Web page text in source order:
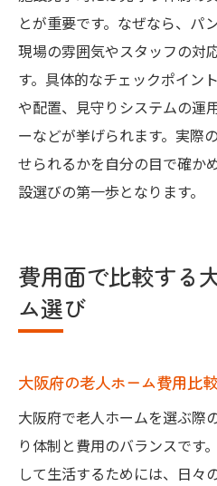
とが重要です。なぜなら、パ
現場の雰囲気やスタッフの対
す。具体的なチェックポイン
や配置、見守りシステムの運
ーなどが挙げられます。実際
せられるかを自分の目で確か
設選びの第一歩となります。
費用面で比較する
ム選び
大阪府の老人ホーム費用比
大阪府で老人ホームを選ぶ際
り体制と費用のバランスです
して生活するためには、日々